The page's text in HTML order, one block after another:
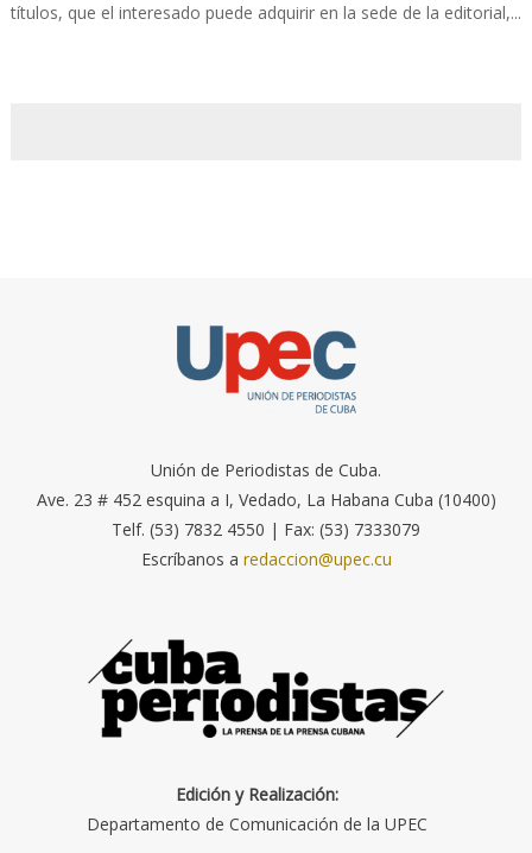
títulos, que el interesado puede adquirir en la sede de la editorial,...
Unión de Periodistas de Cuba.
Ave. 23 # 452 esquina a I, Vedado, La Habana Cuba (10400)
Telf. (53) 7832 4550 | Fax: (53) 7333079
Escríbanos a redaccion@upec.cu
Edición y Realización:
Departamento de Comunicación de la UPEC